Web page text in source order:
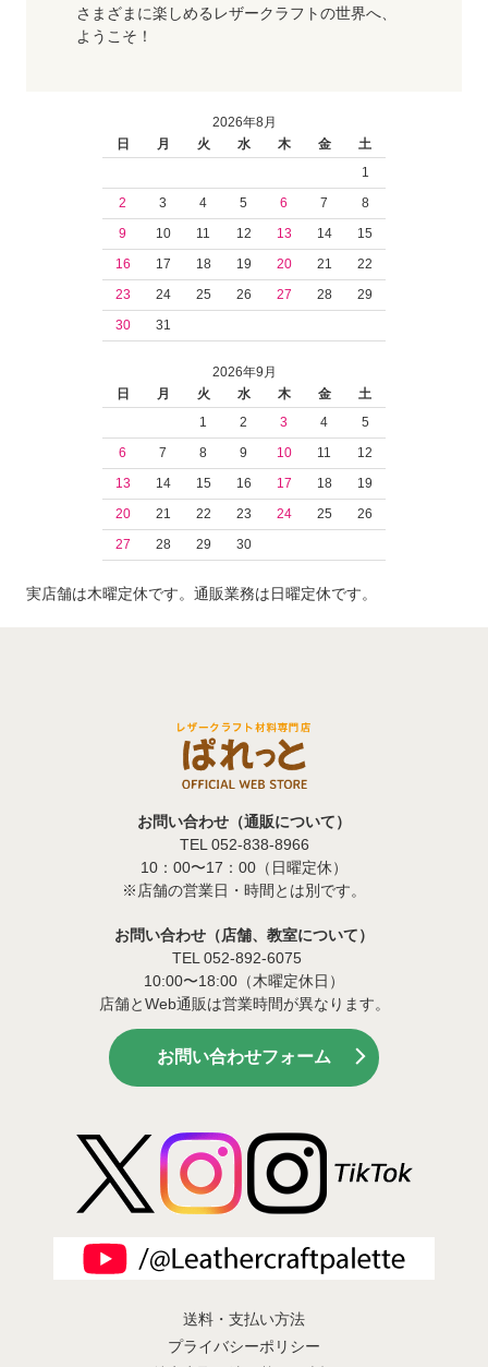
さまざまに楽しめるレザークラフトの世界へ、
ようこそ！
2026年8月
日
月 火 水 木 金
土
1
2
3 4 5 6 7
8
9
10 11 12 13 14
15
16
17 18 19 20 21
22
23
24 25 26 27 28
29
30
31
2026年9月
日
月 火 水 木 金
土
1
2 3 4
5
6
7 8 9 10 11
12
13
14 15 16 17 18
19
20
21 22 23 24 25
26
27
28 29 30
実店舗は木曜定休です。通販業務は日曜定休です。
お問い合わせ（通販について）
TEL 052-838-8966
10：00〜17：00（日曜定休）
※店舗の営業日・時間とは別です。
お問い合わせ（店舗、教室について）
TEL 052-892-6075
10:00〜18:00（木曜定休日）
店舗とWeb通販は営業時間が異なります。
お問い合わせフォーム
送料・支払い方法
プライバシーポリシー